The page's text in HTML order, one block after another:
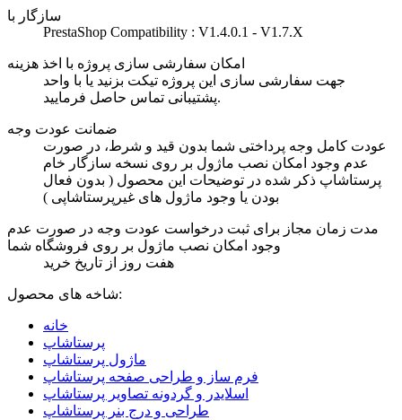
سازگار با
PrestaShop Compatibility : V1.4.0.1 - V1.7.X
امکان سفارشی سازی پروژه با اخذ هزینه
جهت سفارشی سازی این پروژه تیکت بزنید یا با واحد
پشتیبانی تماس حاصل فرمایید.
ضمانت عودت وجه
عودت کامل وجه پرداختی شما بدون قید و شرط، در صورت
عدم وجود امکان نصب ماژول بر روی نسخه سازگار خام
پرستاشاپ ذکر شده در توضیحات این محصول ( بدون فعال
بودن یا وجود ماژول های غیرپرستاشاپی )
مدت زمان مجاز برای ثبت درخواست عودت وجه در صورت عدم
وجود امکان نصب ماژول بر روی فروشگاه شما
هفت روز از تاریخ خرید
شاخه های محصول:
خانه
پرستاشاپ
ماژول پرستاشاپ
فرم ساز و طراحی صفحه پرستاشاپ
اسلایدر و گردونه تصاویر پرستاشاپ
طراحی و درج بنر پرستاشاپ